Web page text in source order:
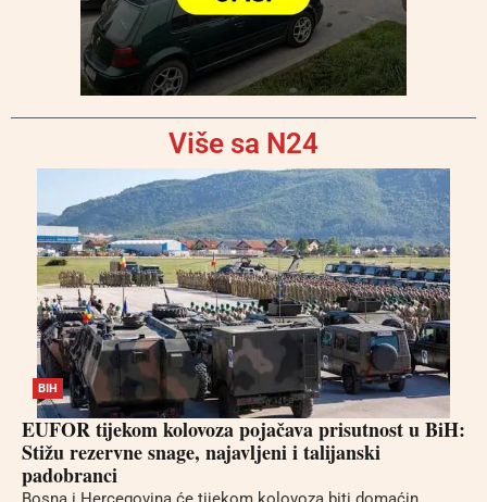
Više sa N24
BIH
EUFOR tijekom kolovoza pojačava prisutnost u BiH:
Stižu rezervne snage, najavljeni i talijanski
padobranci